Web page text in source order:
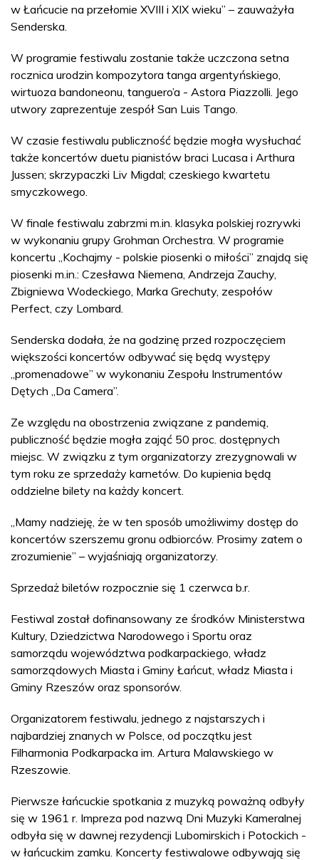
w Łańcucie na przełomie XVIII i XIX wieku” – zauważyła
Senderska.
W programie festiwalu zostanie także uczczona setna
rocznica urodzin kompozytora tanga argentyńskiego,
wirtuoza bandoneonu, tanguero’a - Astora Piazzolli. Jego
utwory zaprezentuje zespół San Luis Tango.
W czasie festiwalu publiczność będzie mogła wysłuchać
także koncertów duetu pianistów braci Lucasa i Arthura
Jussen; skrzypaczki Liv Migdal; czeskiego kwartetu
smyczkowego.
W finale festiwalu zabrzmi m.in. klasyka polskiej rozrywki
w wykonaniu grupy Grohman Orchestra. W programie
koncertu „Kochajmy - polskie piosenki o miłości” znajdą się
piosenki m.in.: Czesława Niemena, Andrzeja Zauchy,
Zbigniewa Wodeckiego, Marka Grechuty, zespołów
Perfect, czy Lombard.
Senderska dodała, że na godzinę przed rozpoczęciem
większości koncertów odbywać się będą występy
„promenadowe” w wykonaniu Zespołu Instrumentów
Dętych „Da Camera”.
Ze względu na obostrzenia związane z pandemią,
publiczność będzie mogła zająć 50 proc. dostępnych
miejsc. W związku z tym organizatorzy zrezygnowali w
tym roku ze sprzedaży karnetów. Do kupienia będą
oddzielne bilety na każdy koncert.
„Mamy nadzieję, że w ten sposób umożliwimy dostęp do
koncertów szerszemu gronu odbiorców. Prosimy zatem o
zrozumienie” – wyjaśniają organizatorzy.
Sprzedaż biletów rozpocznie się 1 czerwca b.r.
Festiwal został dofinansowany ze środków Ministerstwa
Kultury, Dziedzictwa Narodowego i Sportu oraz
samorządu województwa podkarpackiego, władz
samorządowych Miasta i Gminy Łańcut, władz Miasta i
Gminy Rzeszów oraz sponsorów.
Organizatorem festiwalu, jednego z najstarszych i
najbardziej znanych w Polsce, od początku jest
Filharmonia Podkarpacka im. Artura Malawskiego w
Rzeszowie.
Pierwsze łańcuckie spotkania z muzyką poważną odbyły
się w 1961 r. Impreza pod nazwą Dni Muzyki Kameralnej
odbyła się w dawnej rezydencji Lubomirskich i Potockich -
w łańcuckim zamku. Koncerty festiwalowe odbywają się